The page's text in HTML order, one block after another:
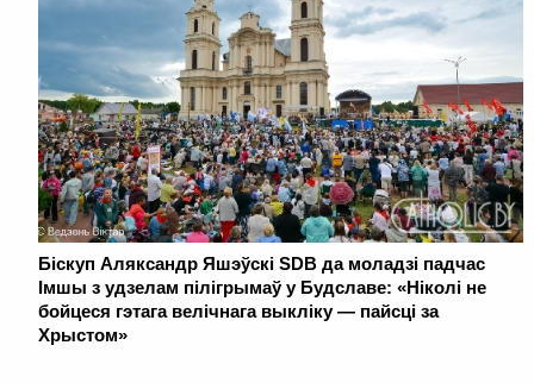
Біскуп Аляксандр Яшэўскі SDB да моладзі падчас
Імшы з удзелам пілігрымаў у Будславе: «Ніколі не
бойцеся гэтага велічнага выкліку — пайсці за
Хрыстом»